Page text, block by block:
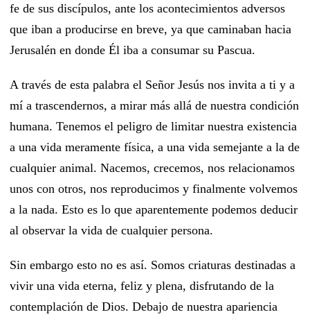
fe de sus discípulos, ante los acontecimientos adversos
que iban a producirse en breve, ya que caminaban hacia
Jerusalén en donde Él iba a consumar su Pascua.
A través de esta palabra el Señor Jesús nos invita a ti y a
mí a trascendernos, a mirar más allá de nuestra condición
humana. Tenemos el peligro de limitar nuestra existencia
a una vida meramente física, a una vida semejante a la de
cualquier animal. Nacemos, crecemos, nos relacionamos
unos con otros, nos reproducimos y finalmente volvemos
a la nada. Esto es lo que aparentemente podemos deducir
al observar la vida de cualquier persona.
Sin embargo esto no es así. Somos criaturas destinadas a
vivir una vida eterna, feliz y plena, disfrutando de la
contemplación de Dios. Debajo de nuestra apariencia